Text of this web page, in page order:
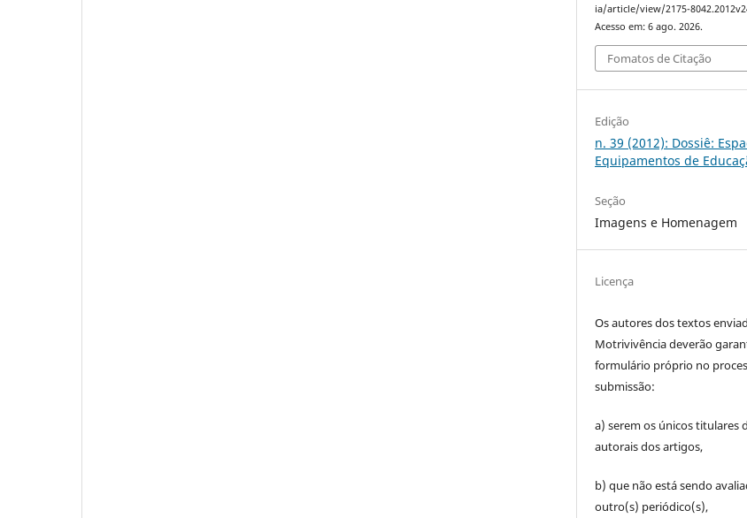
ia/article/view/2175-
Acesso em: 6 ago. 2026.
Fomatos de Citação
Edição
n. 39 (2012): Dossiê:
Equipamentos de
Seção
Imagens e Homenagem
Licença
Os autores dos textos
Motrivivência deverão
formulário próprio no
submissão:
a) serem os únicos titulares
autorais dos artigos,
b) que não está sendo
outro(s) periódico(s),